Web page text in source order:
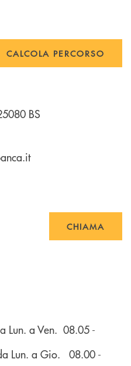
CALCOLA PERCORSO
BS
CHIAMA
a Ven. 08.05 -
Lun. a Gio. 08.00 -